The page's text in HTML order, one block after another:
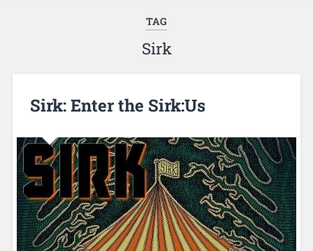
TAG
Sirk
Sirk: Enter the Sirk:Us